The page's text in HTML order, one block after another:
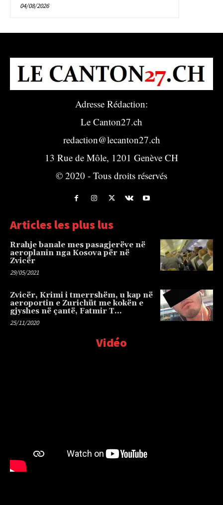
04/08/2026
Adresse Rédaction:
Le Canton27.ch
redaction@lecanton27.ch
13 Rue de Môle, 1201 Genève CH
© 2020 - Tous droits réservés
Articles les plus lus
Rrahje banale mes pasagjerëve në
aeroplanin nga Kosova për në
Zvicër
29/05/2021
Zvicër, Krimi i tmerrshëm, u kap në
aeroportin e Zurichüt me kokën e
gjyshes në çantë, Fatmir T…
25/11/2020
Vidéo